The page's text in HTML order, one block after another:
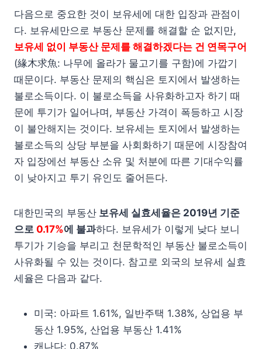
다음으로 중요한 것이 보유세에 대한 입장과 관점이
다. 보유세만으로 부동산 문제를 해결할 순 없지만,
보유세 없이 부동산 문제를 해결하겠다는 건 연목구어
(緣木求魚: 나무에 올라가 물고기를 구함)에 가깝기
때문이다. 부동산 문제의 핵심은 토지에서 발생하는
불로소득이다. 이 불로소득을 사유화하고자 하기 때
문에 투기가 일어나며, 부동산 가격이 폭등하고 시장
이 불안해지는 것이다. 보유세는 토지에서 발생하는
불로소득의 상당 부분을 사회화하기 때문에 시장참여
자 입장에선 부동산 소유 및 처분에 따른 기대수익률
이 낮아지고 투기 유인도 줄어든다.
대한민국의 부동산 보유세 실효세율은 2019년 기준
으로 0.17%에 불과하다. 보유세가 이렇게 낮다 보니
투기가 기승을 부리고 천문학적인 부동산 불로소득이
사유화될 수 있는 것이다. 참고로 외국의 보유세 실효
세율은 다음과 같다.
미국: 아파트 1.61%, 일반주택 1.38%, 상업용 부
동산 1.95%, 산업용 부동산 1.41%
캐나다: 0.87%